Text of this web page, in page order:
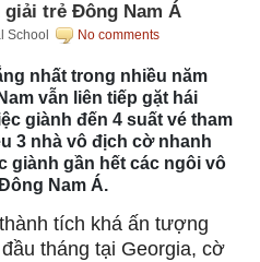
trẻ Đông Nam Á
School No comments
nhất trong nhiều năm
vẫn liên tiếp gặt hái
giành đến 4 suất vé tham
3 nhà vô địch cờ nhanh
giành gần hết các ngôi vô
Nam Á.
tích khá ấn tượng
tháng tại Georgia, cờ